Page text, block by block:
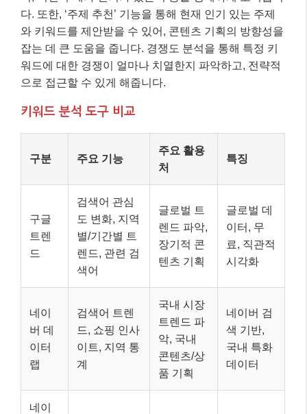
다. 또한, ‘주제 추천’ 기능을 통해 현재 인기 있는 주제
와 키워드를 제안받을 수 있어, 콘텐츠 기획의 방향성을
잡는 데 큰 도움을 줍니다. 경쟁도 분석을 통해 특정 키
워드에 대한 경쟁이 얼마나 치열한지 파악하고, 전략적
으로 접근할 수 있게 해줍니다.
키워드 분석 도구 비교
구분 주요 기능
주요 활용
처
특징
구글
트렌
드
검색어 관심
도 변화, 지역
별/기간별 트
렌드, 관련 검
색어
글로벌 트
렌드 파악,
장기적 콘
텐츠 기획
글로벌 데
이터, 무
료, 직관적
시각화
네이
버 데
이터
랩
검색어 트렌
드, 쇼핑 인사
이트, 지역 통
계
국내 시장
트렌드 파
악, 국내
콘텐츠/상
품 기획
네이버 검
색 기반,
국내 특화
데이터
네이